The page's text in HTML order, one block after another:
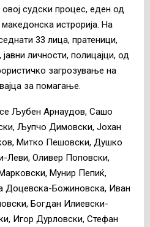
судски процес, еден од
истрорија. На
33 лица, пратеници,
личности, полицајци, од
загрозување на
за помагање.
се Љубен Арнаудов, Сашо
Љупчо Димовски, Јохан
Митко Пешовски, Душко
Леви, Оливер Поповски,
Мунир Пепиќ,
Доцевска-Божиновска, Иван
Богдан Илиевски-
Игор Дурловски, Стефан